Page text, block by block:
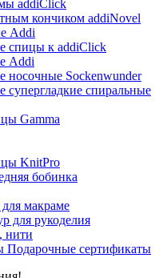
addiClick
кончиком addiNovel
Addi
спицы к addiClick
Addi
носочные Sockenwunder
спиральные
Gamma
KnitPro
бобинка
макраме
для рукоделия
нити
Подарочные сертификаты